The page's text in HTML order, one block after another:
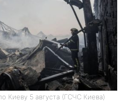
Киеву 5 августа (ГСЧС Киева)